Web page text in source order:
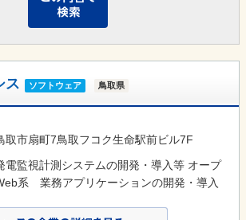
ス ソフトウェア 鳥取県
取市扇町7鳥取フコク生命駅前ビル7F
電監視計測システムの開発・導入等 オープ
系 業務アプリケーションの開発・導入